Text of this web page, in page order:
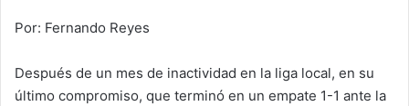
Por: Fernando Reyes
Después de un mes de inactividad en la liga local, en su
último compromiso, que terminó en un empate 1-1 ante la